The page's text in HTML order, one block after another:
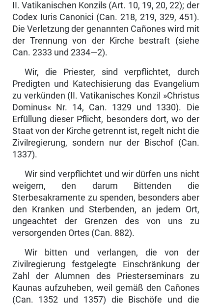
II. Vatikanischen Konzils (Art. 10, 19, 20, 22); der
Codex Iuris Canonici (Can. 218, 219, 329, 451).
Die Verletzung der genannten Cañones wird mit
der Trennung von der Kirche bestraft (siehe
Can. 2333 und 2334—2).
Wir, die Priester, sind verpflichtet, durch
Predigten und Katechisierung das Evangelium
zu verkünden (II. Vatikanisches Konzil »Christus
Dominus« Nr. 14, Can. 1329 und 1330). Die
Erfüllung dieser Pflicht, besonders dort, wo der
Staat von der Kirche getrennt ist, regelt nicht die
Zivilregierung, sondern nur der Bischof (Can.
1337).
Wir sind verpflichtet und wir dürfen uns nicht
weigern, den darum Bittenden die
Sterbesakramente zu spenden, besonders aber
den Kranken und Ster­benden, an jedem Ort,
ungeachtet der Grenzen des von uns zu
versorgenden Ortes (Can. 882).
Wir bitten und verlangen, die von der
Zivilregierung festgelegte Einschrän­kung der
Zahl der Alumnen des Priesterseminars zu
Kaunas aufzuheben, weil gemäß den Cañones
(Can. 1352 und 1357) die Bischöfe und die